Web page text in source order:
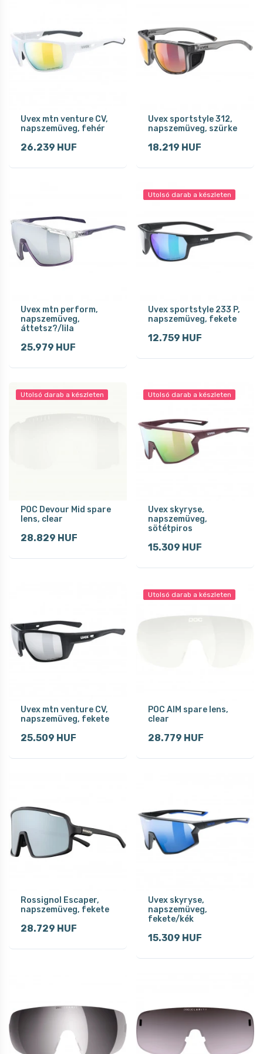
Uvex mtn venture CV,
napszemüveg, fehér
26.239 HUF
Uvex sportstyle 312,
napszemüveg, szürke
18.219 HUF
Uvex mtn perform,
napszemüveg,
áttetsz?/lila
25.979 HUF
Utolsó darab a készleten
Uvex sportstyle 233 P,
napszemüveg, fekete
12.759 HUF
Utolsó darab a készleten
POC Devour Mid spare
lens, clear
28.829 HUF
Utolsó darab a készleten
Uvex skyryse,
napszemüveg,
sötétpiros
15.309 HUF
Uvex mtn venture CV,
napszemüveg, fekete
25.509 HUF
Utolsó darab a készleten
POC AIM spare lens,
clear
28.779 HUF
Rossignol Escaper,
napszemüveg, fekete
28.729 HUF
Uvex skyryse,
napszemüveg,
fekete/kék
15.309 HUF